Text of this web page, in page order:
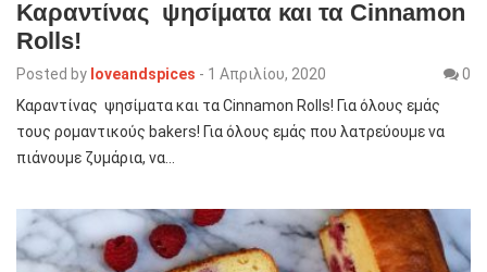
Καραντίνας ψησίματα και τα Cinnamon
Rolls!
Posted by loveandspices - 1 Απριλίου, 2020
0
Καραντίνας ψησίματα και τα Cinnamon Rolls! Για όλους εμάς
τους ρομαντικούς bakers! Για όλους εμάς που λατρεύουμε να
πιάνουμε ζυμάρια, να…